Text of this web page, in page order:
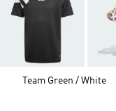
Team Green / White